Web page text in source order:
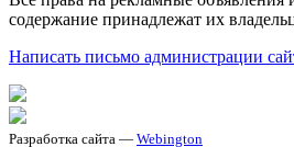
содержание принадлежат их
Написать письмо администрации
Разработка сайта — Webington